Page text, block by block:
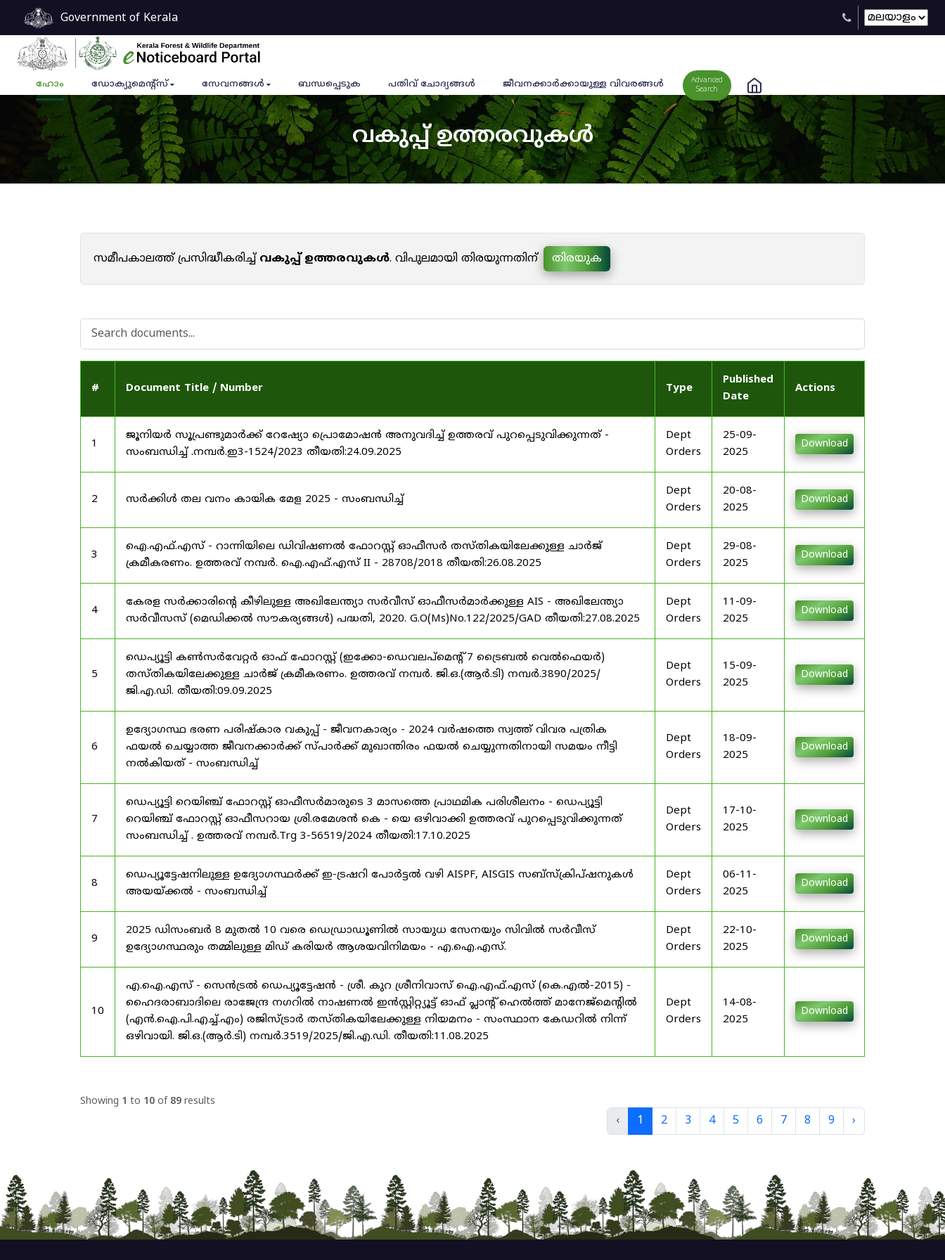
Government of Kerala
ഹോം ഡോക്യുമെൻ്റ്സ് സേവനങ്ങൾ ബന്ധപ്പെടുക പതിവ് ചോദ്യങ്ങൾ ജീവനക്കാര്‍ക്കായുള്ള വിവരങ്ങള്‍
Advanced
Search
വകുപ്പ് ഉത്തരവുകൾ
സമീപകാലത്ത് പ്രസിദ്ധീകരിച്ച്വകുപ്പ് ഉത്തരവുകൾ. വിപുലമായി തിരയുന്നതിന് തിരയുക
# Document Title / Number Type
Published
Date
Actions
1
ജൂനിയർ സൂപ്രണ്ടുമാർക്ക് റേഷ്യോ പ്രൊമോഷൻ അനുവദിച്ച് ഉത്തരവ് പുറപ്പെടുവിക്കുന്നത് -
സംബന്ധിച്ച് .നമ്പർ.ഇ3-1524/2023 തീയതി:24.09.2025
Dept
Orders
25-09-
2025
Download
2 സർക്കിൾ തല വനം കായിക മേള 2025 - സംബന്ധിച്ച്
Dept
Orders
20-08-
2025
Download
3
ഐ.എഫ്.എസ് - റാന്നിയിലെ ഡിവിഷണൽ ഫോറസ്റ്റ് ഓഫീസർ തസ്തികയിലേക്കുള്ള ചാർജ്
ക്രമീകരണം. ഉത്തരവ് നമ്പർ. ഐ.എഫ്.എസ് II - 28708/2018 തീയതി:26.08.2025
Dept
Orders
29-08-
2025
Download
4
കേരള സർക്കാരിന്റെ കീഴിലുള്ള അഖിലേന്ത്യാ സർവീസ് ഓഫീസർമാർക്കുള്ള AIS - അഖിലേന്ത്യാ
സർവീസസ് (മെഡിക്കൽ സൗകര്യങ്ങൾ) പദ്ധതി, 2020. G.O(Ms)No.122/2025/GAD തീയതി:27.08.2025
Dept
Orders
11-09-
2025
Download
5
ഡെപ്യൂട്ടി കൺസർവേറ്റർ ഓഫ് ഫോറസ്റ്റ് (ഇക്കോ-ഡെവലപ്മെന്റ് 7 ട്രൈബൽ വെൽഫെയർ)
തസ്തികയിലേക്കുള്ള ചാർജ് ക്രമീകരണം. ഉത്തരവ് നമ്പർ. ജി.ഒ.(ആർ.ടി) നമ്പർ.3890/2025/
ജി.എ.ഡി. തീയതി:09.09.2025
Dept
Orders
15-09-
2025
Download
6
ഉദ്യോഗസ്ഥ ഭരണ പരിഷ്കാര വകുപ്പ് - ജീവനകാര്യം - 2024 വർഷത്തെ സ്വത്ത് വിവര പത്രിക
ഫയൽ ചെയ്യാത്ത ജീവനക്കാർക്ക് സ്പാർക്ക് മുഖാന്തിരം ഫയൽ ചെയ്യുന്നതിനായി സമയം നീട്ടി
നൽകിയത് - സംബന്ധിച്ച്
Dept
Orders
18-09-
2025
Download
7
ഡെപ്യൂട്ടി റെയിഞ്ച് ഫോറസ്റ്റ് ഓഫീസർമാരുടെ 3 മാസത്തെ പ്രാഥമിക പരിശീലനം - ഡെപ്യൂട്ടി
റെയിഞ്ച് ഫോറസ്റ്റ് ഓഫീസറായ ശ്രി.രമേശൻ കെ - യെ ഒഴിവാക്കി ഉത്തരവ് പുറപ്പെടുവിക്കുന്നത്
സംബന്ധിച്ച് . ഉത്തരവ് നമ്പർ.Trg 3-56519/2024 തീയതി:17.10.2025
Dept
Orders
17-10-
2025
Download
8
ഡെപ്യൂട്ടേഷനിലുള്ള ഉദ്യോഗസ്ഥർക്ക് ഇ-ട്രഷറി പോർട്ടൽ വഴി AISPF, AISGIS സബ്‌സ്‌ക്രിപ്‌ഷനുകൾ
അയയ്ക്കൽ - സംബന്ധിച്ച്
Dept
Orders
06-11-
2025
Download
9
2025 ഡിസംബർ 8 മുതൽ 10 വരെ ഡെഡ്രാഡൂണിൽ സായുധ സേനയും സിവിൽ സർവീസ്
ഉദ്യോഗസ്ഥരും തമ്മിലുള്ള മിഡ് കരിയർ ആശയവിനിമയം - എ.ഐ.എസ്.
Dept
Orders
22-10-
2025
Download
10
എ.ഐ.എസ് - സെൻട്രൽ ഡെപ്യൂട്ടേഷൻ - ശ്രീ. കുറ ശ്രീനിവാസ് ഐ.എഫ്.എസ് (കെ.എൽ-2015) -
ഹൈദരാബാദിലെ രാജേന്ദ്ര നഗറിൽ നാഷണൽ ഇൻസ്റ്റിറ്റ്യൂട്ട് ഓഫ് പ്ലാന്റ് ഹെൽത്ത് മാനേജ്‌മെന്റിൽ
(എൻ.ഐ.പി.എച്ച്.എം) രജിസ്ട്രാർ തസ്തികയിലേക്കുള്ള നിയമനം - സംസ്ഥാന കേഡറിൽ നിന്ന്
ഒഴിവായി. ജി.ഒ.(ആർ.ടി) നമ്പർ.3519/2025/ജി.എ.ഡി. തീയതി:11.08.2025
Dept
Orders
14-08-
2025
Download
Showing 1 to 10 of 89 results
‹ 1 2 3 4 5 6 7 8 9 ›